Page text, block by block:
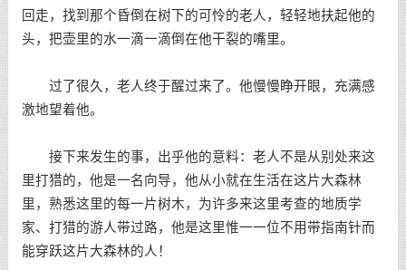
回走，找到那个昏倒在树下的可怜的老人，轻轻地扶起他的
头，把壶里的水一滴一滴倒在他干裂的嘴里。
过了很久，老人终于醒过来了。他慢慢睁开眼，充满感
激地望着他。
接下来发生的事，出乎他的意料：老人不是从别处来这
里打猎的，他是一名向导，他从小就在生活在这片大森林
里，熟悉这里的每一片树木，为许多来这里考查的地质学
家、打猎的游人带过路，他是这里惟一一位不用带指南针而
能穿跃这片大森林的人！